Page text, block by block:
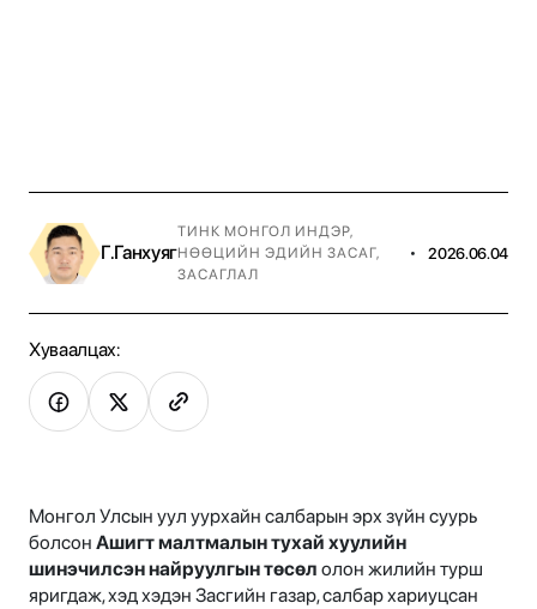
Г.Ганхуяг
ТИНК МОНГОЛ ИНДЭР,
НӨӨЦИЙН ЭДИЙН ЗАСАГ,
ЗАСАГЛАЛ
• 2026.06.04
Хуваалцах:
Монгол Улсын уул уурхайн салбарын эрх зүйн суурь
болсон Ашигт малтмалын тухай хуулийн
шинэчилсэн найруулгын төсөл олон жилийн турш
яригдаж, хэд хэдэн Засгийн газар, салбар хариуцсан